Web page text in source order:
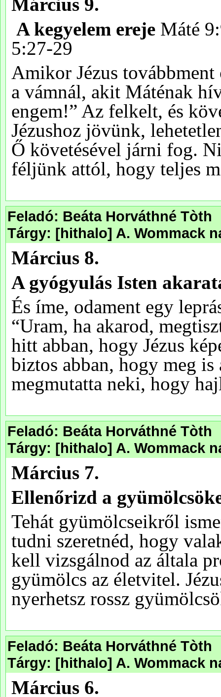
Feladó: Beáta Horváthné Tòth
Tárgy: [hithalo] A. Wommack
Feladó: Beáta Horváthné Tòth
Tárgy: [hithalo] A. Wommack
Feladó: Beáta Horváthné Tòth
Tárgy: [hithalo] A. Wommack